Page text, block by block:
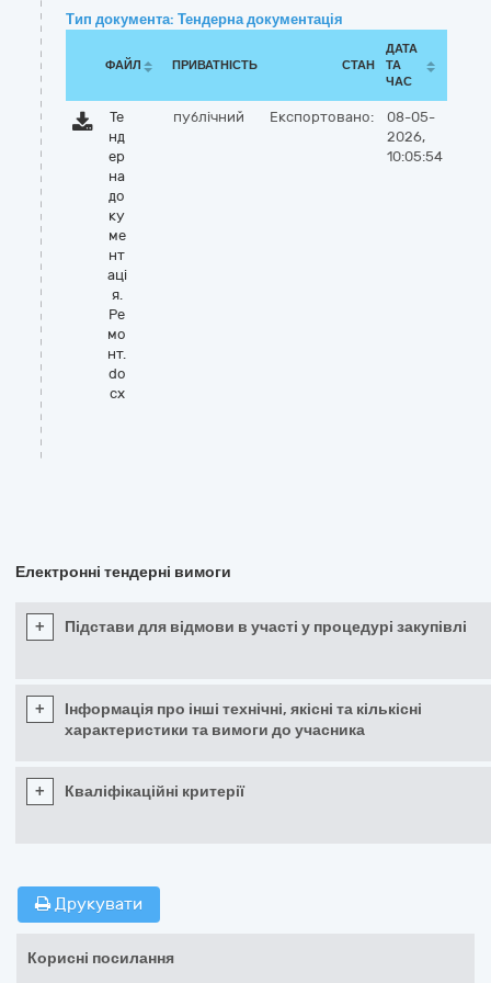
Тип документа: Тендерна документація
ФАЙЛ ПРИВАТНІСТЬ СТАН
ДАТА
ТА
ЧАС
Те
нд
ер
на
до
ку
ме
нт
аці
я.
Ре
мо
нт.
do
cx
публічний Експортовано:
08-05-
2026,
10:05:54
Електронні тендерні вимоги
+ Підстави для відмови в участі у процедурі закупівлі
+
Інформація про інші технічні, якісні та кількісні
характеристики та вимоги до учасника
+ Кваліфікаційні критерії
Друкувати
Корисні посилання